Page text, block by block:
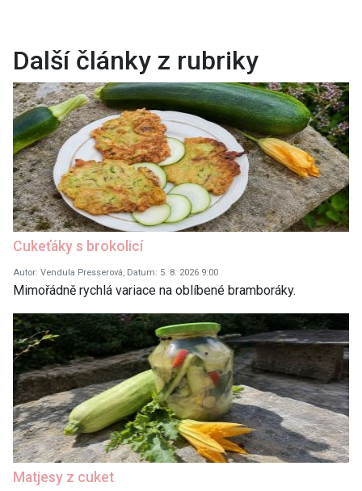
Další články z rubriky
Cukeťáky s brokolicí
Autor: Vendula Presserová, Datum: 5. 8. 2026 9:00
Mimořádně rychlá variace na oblíbené bramboráky.
Matjesy z cuket